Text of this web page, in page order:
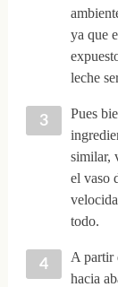
ya que
leche
Pues
similar,
el vaso
todo.
A partir
hacia